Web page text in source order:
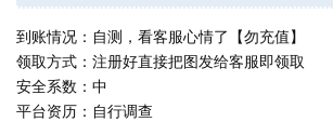
到账情况：自测，看客服心情了【勿充值】
领取方式：注册好直接把图发给客服即领取
安全系数：中
平台资历：自行调查